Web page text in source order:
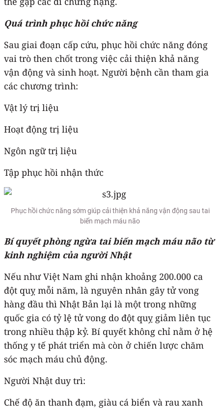
Quá trình phục hồi chức năng
Sau giai đoạn cấp cứu, phục hồi chức năng đóng
vai trò then chốt trong việc cải thiện khả năng
vận động và sinh hoạt. Người bệnh cần tham gia
các chương trình:
Vật lý trị liệu
Hoạt động trị liệu
Ngôn ngữ trị liệu
Tập phục hồi nhận thức
Phục hồi chức năng sớm giúp cải thiện khả năng vận động sau tai
biến mạch máu não
Bí quyết phòng ngừa tai biến mạch máu não từ
kinh nghiệm của người Nhật
Nếu như Việt Nam ghi nhận khoảng 200.000 ca
đột quỵ mỗi năm, là nguyên nhân gây tử vong
hàng đầu thì Nhật Bản lại là một trong những
quốc gia có tỷ lệ tử vong do đột quỵ giảm liên tục
trong nhiều thập kỷ. Bí quyết không chỉ nằm ở hệ
thống y tế phát triển mà còn ở chiến lược chăm
sóc mạch máu chủ động.
Người Nhật duy trì:
Chế độ ăn thanh đạm, giàu cá biển và rau xanh